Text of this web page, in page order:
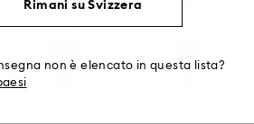
Rimani su Svizzera
non è elencato in questa lista?